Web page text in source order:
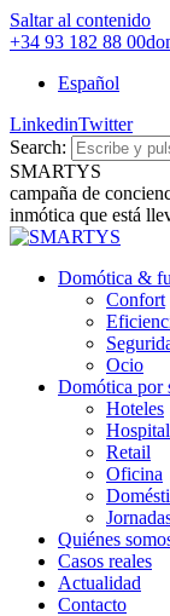
Saltar al contenido
+34 93 182 88 00
Español
LinkedinTwitter
Search:
SMARTYS
campaña de
inmótica que está
Domótica &
Confort
Ocio
Domótica por
Hoteles
Retail
Oficina
Quiénes
Casos reales
Actualidad
Contacto